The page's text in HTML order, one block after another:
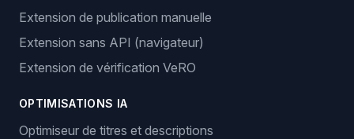
Extension de publication manuelle
Extension sans API (navigateur)
Extension de vérification VeRO
OPTIMISATIONS IA
Optimiseur de titres et descriptions